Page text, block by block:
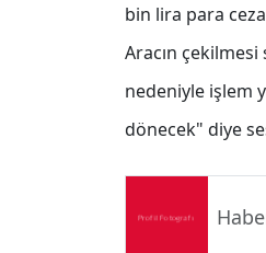
bin lira para
Aracın
nedeniyle işlem
dönecek" diye